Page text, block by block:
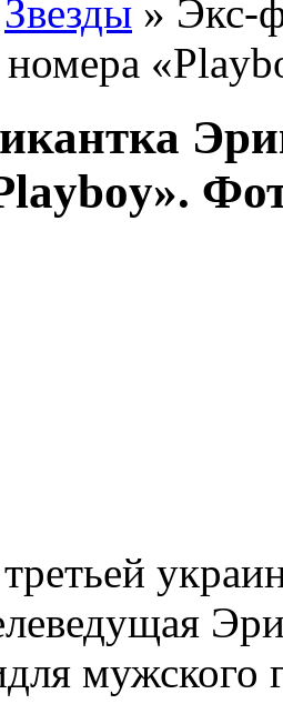
Звезды » Экс-
номера
мужского